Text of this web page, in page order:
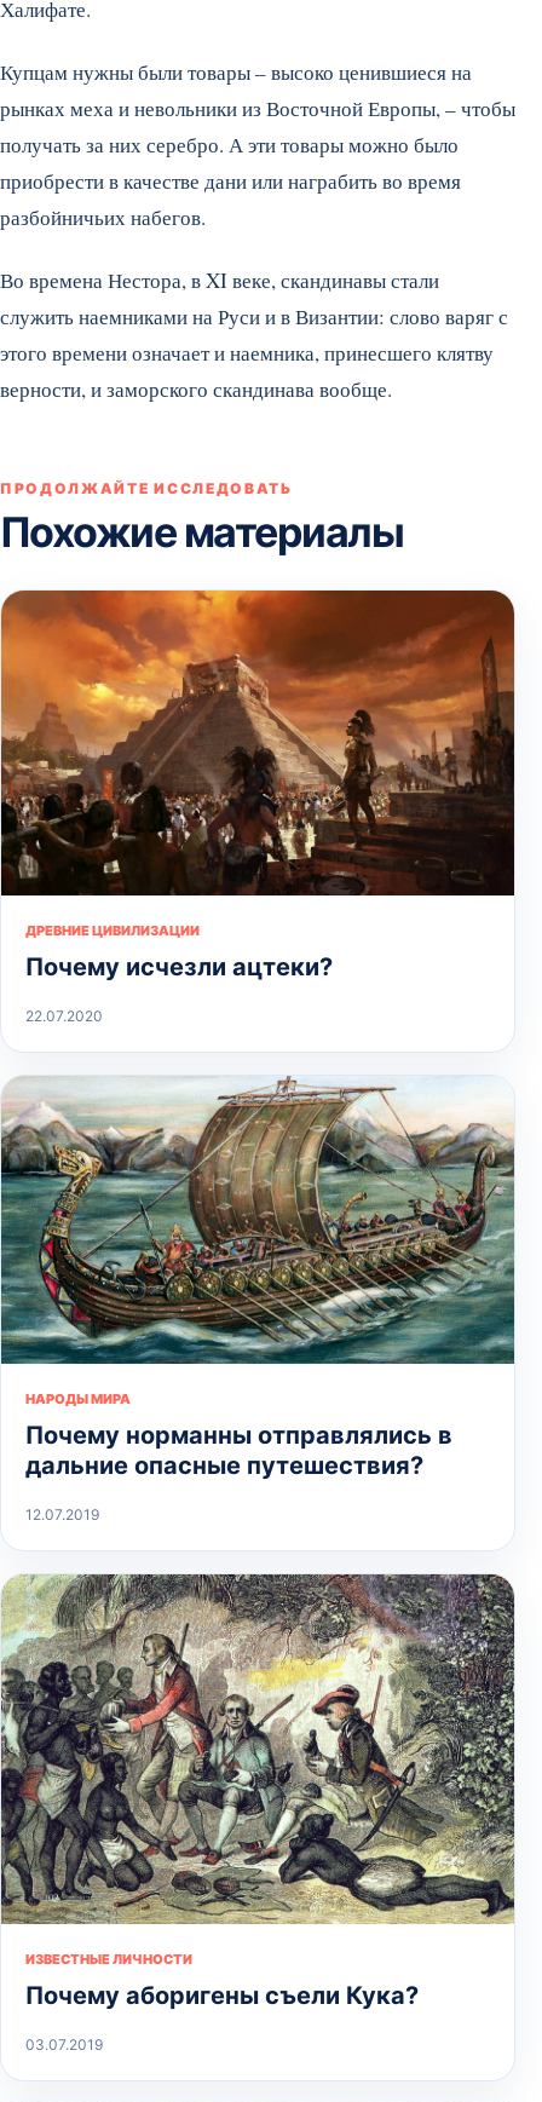
Халифате.
Купцам нужны были товары – высоко ценившиеся на
рынках меха и невольники из Восточной Европы, – чтобы
получать за них серебро. А эти товары можно было
приобрести в качестве дани или награбить во время
разбойничьих набегов.
Во времена Нестора, в XI веке, скандинавы стали
служить наемниками на Руси и в Византии: слово варяг с
этого времени означает и наемника, принесшего клятву
верности, и заморского скандинава вообще.
ПРОДОЛЖАЙТЕ ИССЛЕДОВАТЬ
Похожие материалы
ДРЕВНИЕ ЦИВИЛИЗАЦИИ
Почему исчезли ацтеки?
22.07.2020
НАРОДЫ МИРА
Почему норманны отправлялись в
дальние опасные путешествия?
12.07.2019
ИЗВЕСТНЫЕ ЛИЧНОСТИ
Почему аборигены съели Кука?
03.07.2019